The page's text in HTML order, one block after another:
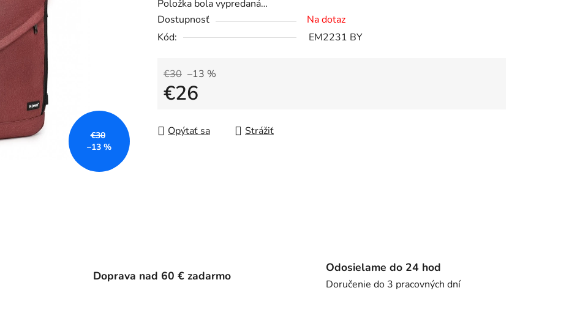
Položka bola vypredaná…
Dostupnosť
Na dotaz
Kód:
EM2231 BY
€30 –13 %
€26
Opýtať sa
Strážiť
€30
–13 %
Doprava nad 60 € zadarmo
Odosielame do 24 hod
Doručenie do 3 pracovných dní